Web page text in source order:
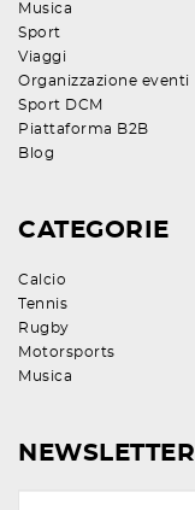
Musica
Sport
Viaggi
Organizzazione eventi
Sport DCM
Piattaforma B2B
Blog
CATEGORIE
Calcio
Tennis
Rugby
Motorsports
Musica
NEWSLETTER